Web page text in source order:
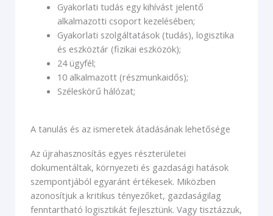
Gyakorlati tudás egy kihívást jelentő
alkalmazotti csoport kezelésében;
Gyakorlati szolgáltatások (tudás), logisztika
és eszköztár (fizikai eszközök);
24 ügyfél;
10 alkalmazott (részmunkaidős);
Széleskörű hálózat;
A tanulás és az ismeretek átadásának lehetősége
Az újrahasznosítás egyes részterületei
dokumentáltak, környezeti és gazdasági hatások
szempontjából egyaránt értékesek. Miközben
azonosítjuk a kritikus tényezőket, gazdaságilag
fenntartható logisztikát fejlesztünk. Vagy tisztázzuk,